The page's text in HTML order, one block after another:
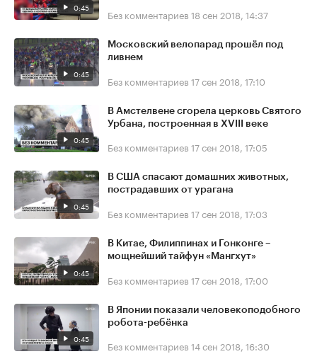
0:45 Без комментариев 18 сен 2018, 14:37
0:45
Московский велопарад прошёл под
ливнем
Без комментариев 17 сен 2018, 17:10
0:45
В Амстелвене сгорела церковь Святого
Урбана, построенная в XVIII веке
Без комментариев 17 сен 2018, 17:05
0:45
В США спасают домашних животных,
пострадавших от урагана
Без комментариев 17 сен 2018, 17:03
0:45
В Китае, Филиппинах и Гонконге –
мощнейший тайфун «Мангхут»
Без комментариев 17 сен 2018, 17:00
0:45
В Японии показали человекоподобного
робота-ребёнка
Без комментариев 14 сен 2018, 16:30